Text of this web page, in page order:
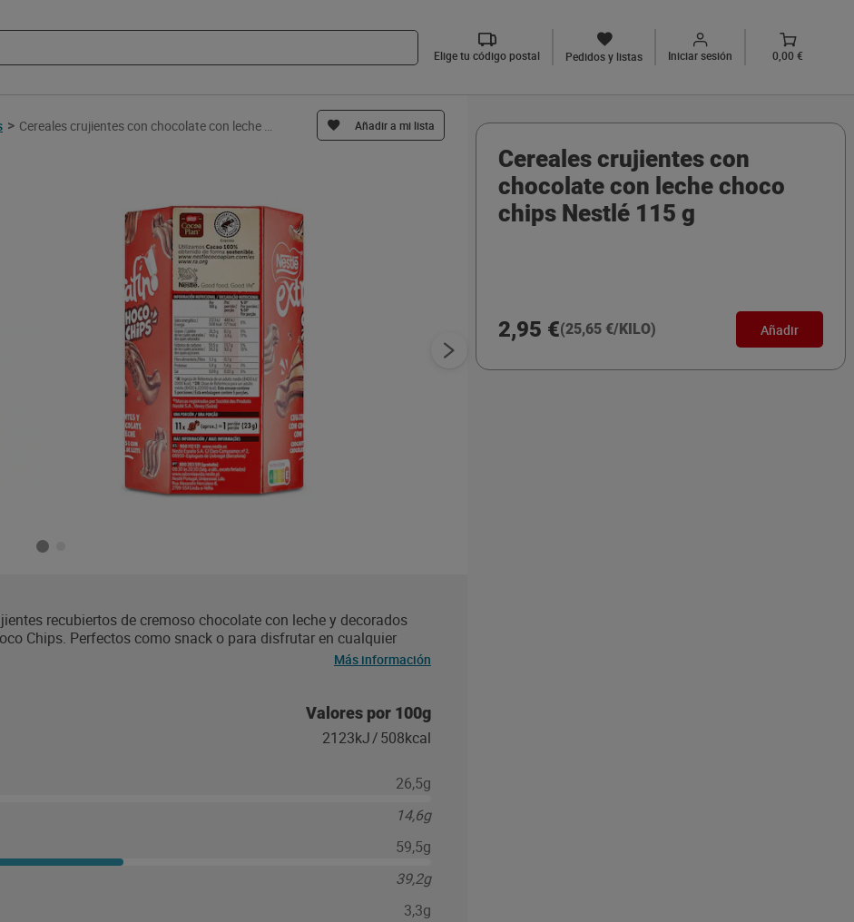
Elige tu código postal Pedidos y listas Iniciar sesión 0,00 €
> Añadir a mi lista
recubiertos de cremoso chocolate con leche y decorados
Chips. Perfectos como snack o para disfrutar en cualquier
de los NESTLE EXTRAFINO ChocoChips para saborear en
Más información
Valores por 100g
2123kJ/508kcal
26,5g
14,6g
59,5g
39,2g
3,3g
Cereales crujientes con
chocolate con leche choco
chips Nestlé 115 g
2,95 €(25,65 €/KILO) Añadir